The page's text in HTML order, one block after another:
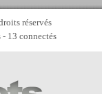
réservés
- 13 connectés